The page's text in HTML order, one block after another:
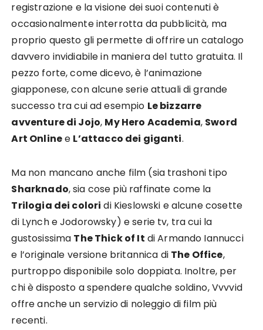
registrazione e la visione dei suoi contenuti è
occasionalmente interrotta da pubblicità, ma
proprio questo gli permette di offrire un catalogo
davvero invidiabile in maniera del tutto gratuita. Il
pezzo forte, come dicevo, è l’animazione
giapponese, con alcune serie attuali di grande
successo tra cui ad esempio Le bizzarre
avventure di Jojo, My Hero Academia, Sword
Art Onlinee L’attacco dei giganti.
Ma non mancano anche film (sia trashoni tipo
Sharknado, sia cose più raffinate come la
Trilogia dei colori di Kieslowski e alcune cosette
di Lynch e Jodorowsky) e serie tv, tra cui la
gustosissima The Thick of It di Armando Iannucci
e l’originale versione britannica di The Office,
purtroppo disponibile solo doppiata. Inoltre, per
chi è disposto a spendere qualche soldino, Vvvvid
offre anche un servizio di noleggio di film più
recenti.